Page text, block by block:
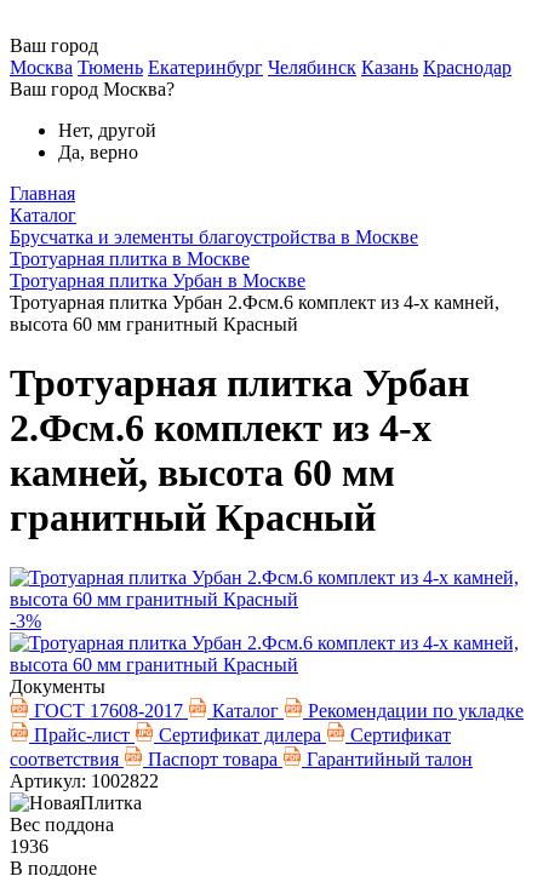
Ваш город
Москва Тюмень Екатеринбург Челябинск Казань Краснодар
Ваш город Москва?
Нет, другой
Да, верно
Главная
Каталог
Брусчатка и элементы благоустройства в Москве
Тротуарная плитка в Москве
Тротуарная плитка Урбан в Москве
Тротуарная плитка Урбан 2.Фсм.6 комплект из 4-х камней,
высота 60 мм гранитный Красный
Тротуарная плитка Урбан
2.Фсм.6 комплект из 4-х
камней, высота 60 мм
гранитный Красный
-3%
Документы
ГОСТ 17608-2017
Каталог
Рекомендации по укладке
Прайс-лист
Сертификат дилера
Сертификат
соответствия
Паспорт товара
Гарантийный талон
Артикул: 1002822
Вес поддона
1936
В поддоне